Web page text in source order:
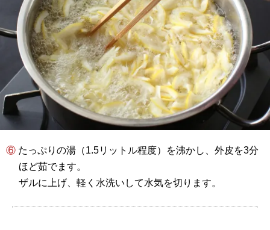
⑥ たっぷりの湯（1.5リットル程度）を沸かし、外皮を3分
ほど茹でます。
ザルに上げ、軽く水洗いして水気を切ります。